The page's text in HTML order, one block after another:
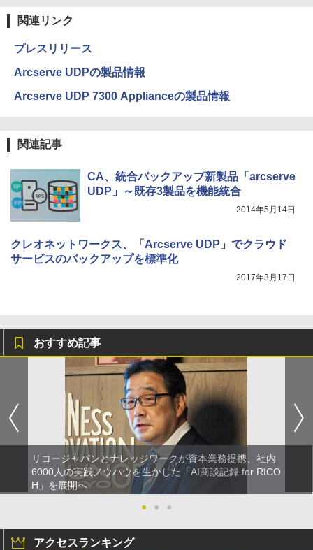
関連リンク
プレスリリース
Arcserve UDPの製品情報
Arcserve UDP 7300 Applianceの製品情報
関連記事
CA、統合バックアップ新製品「arcserve
UDP」～既存3製品を機能統合
2014年5月14日
クレオネットワークス、「Arcserve UDP」でクラウド
サービスのバックアップを標準化
2017年3月17日
おすすめ記事
リコージャパンとナレッジワークが資本業務提携、社内
6000人の実践ノウハウを生かした「AI商談記録 for RICO
H」を展開へ
●
● ●
アクセスランキング